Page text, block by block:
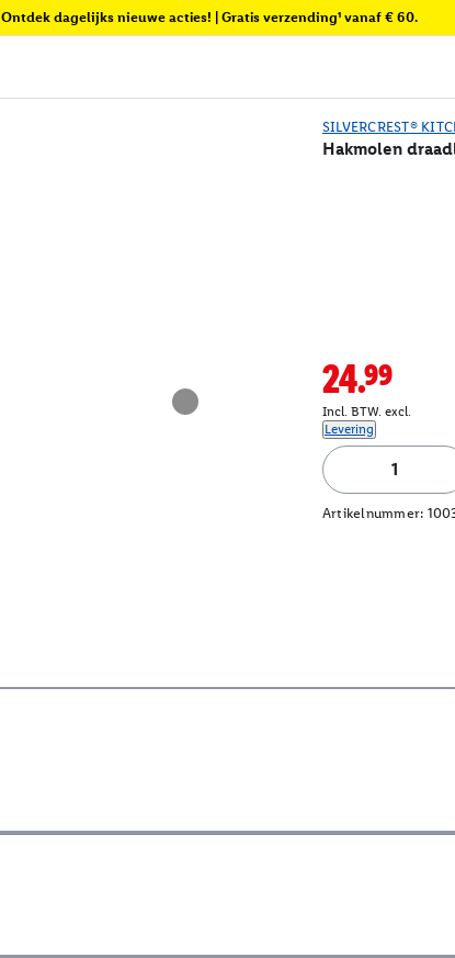
Ontdek dagelijks nieuwe acties! | Gratis verzending¹ vanaf € 60.
SILVERCREST®
Hakmolen
24.99
Incl. BTW. excl.
Levering
Artikelnummer: